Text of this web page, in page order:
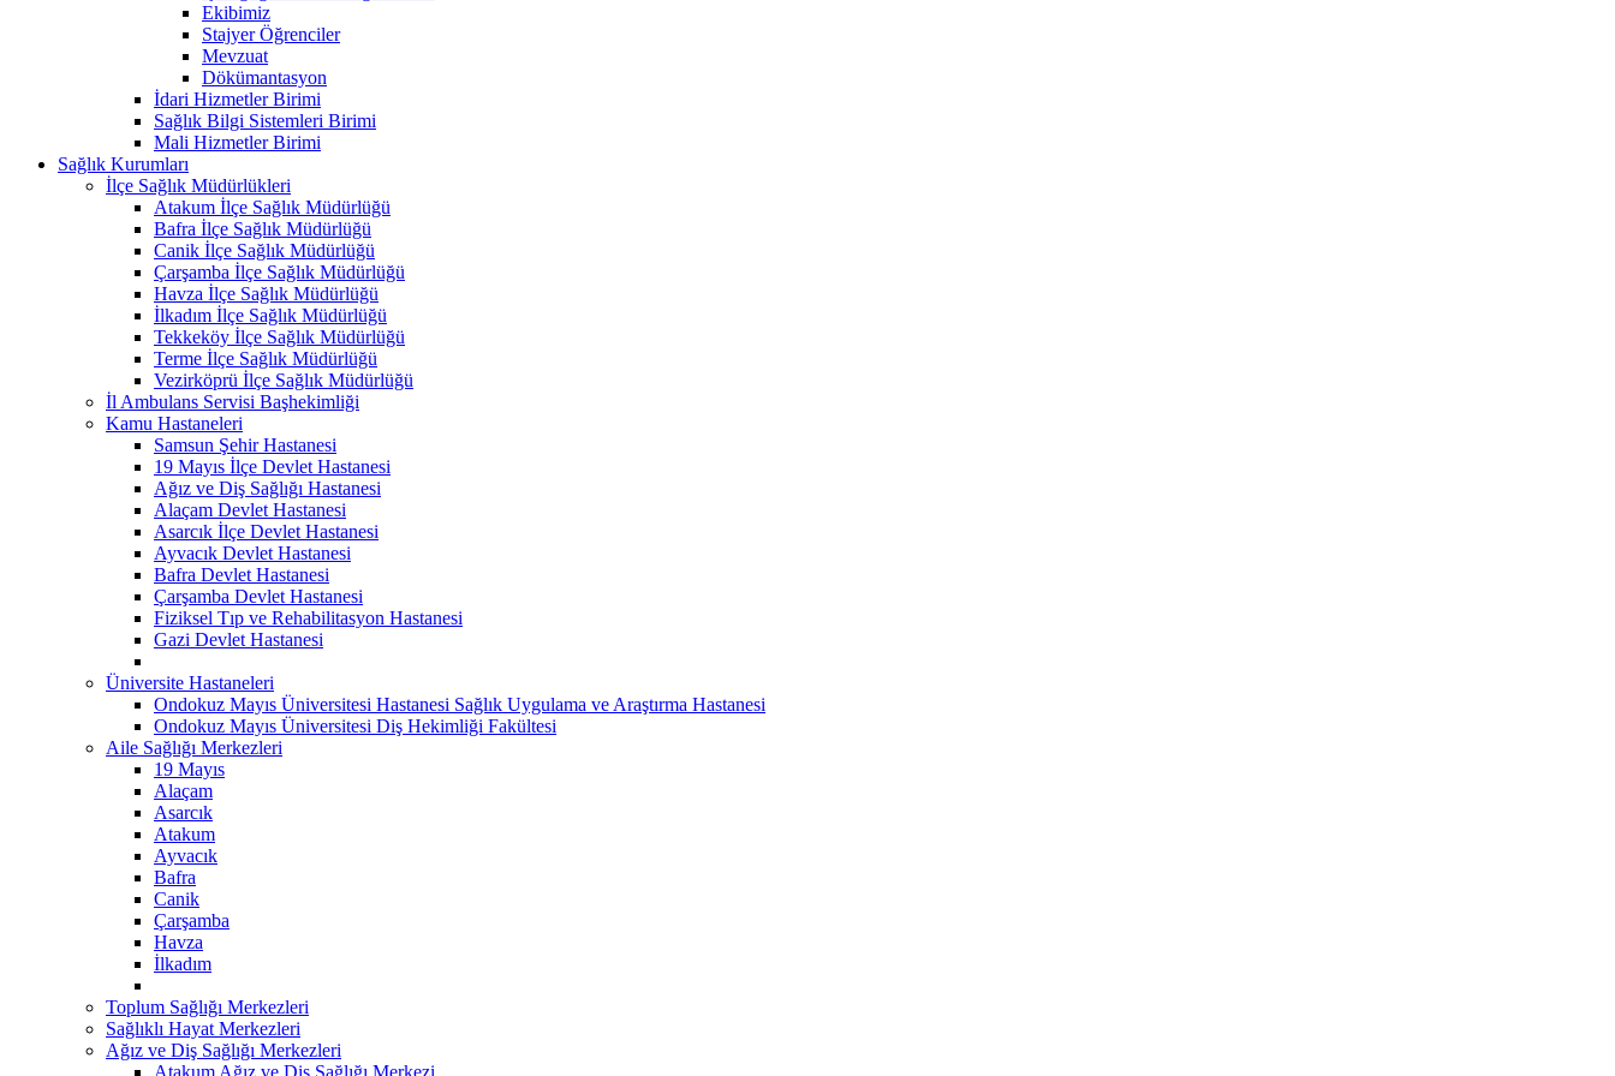
Ekibimiz
Stajyer Öğrenciler
Mevzuat
Dökümantasyon
İdari Hizmetler Birimi
Sağlık Bilgi Sistemleri Birimi
Mali Hizmetler Birimi
Sağlık Kurumları
İlçe Sağlık Müdürlükleri
Atakum İlçe Sağlık Müdürlüğü
Bafra İlçe Sağlık Müdürlüğü
Canik İlçe Sağlık Müdürlüğü
Çarşamba İlçe Sağlık Müdürlüğü
Havza İlçe Sağlık Müdürlüğü
İlkadım İlçe Sağlık Müdürlüğü
Tekkeköy İlçe Sağlık Müdürlüğü
Terme İlçe Sağlık Müdürlüğü
Vezirköprü İlçe Sağlık Müdürlüğü
İl Ambulans Servisi Başhekimliği
Kamu Hastaneleri
Samsun Şehir Hastanesi
19 Mayıs İlçe Devlet Hastanesi
Ağız ve Diş Sağlığı Hastanesi
Alaçam Devlet Hastanesi
Asarcık İlçe Devlet Hastanesi
Ayvacık Devlet Hastanesi
Bafra Devlet Hastanesi
Çarşamba Devlet Hastanesi
Fiziksel Tıp ve Rehabilitasyon Hastanesi
Gazi Devlet Hastanesi
Üniversite Hastaneleri
Ondokuz Mayıs Üniversitesi Hastanesi Sağlık Uygulama ve Araştırma Hastanesi
Ondokuz Mayıs Üniversitesi Diş Hekimliği Fakültesi
Aile Sağlığı Merkezleri
19 Mayıs
Alaçam
Asarcık
Atakum
Ayvacık
Bafra
Canik
Çarşamba
Havza
İlkadım
Toplum Sağlığı Merkezleri
Sağlıklı Hayat Merkezleri
Ağız ve Diş Sağlığı Merkezleri
Atakum Ağız ve Diş Sağlığı Merkezi